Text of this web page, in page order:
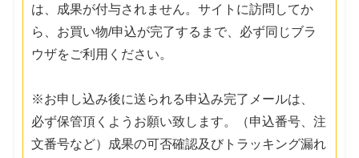
は、成果が付与されません。サイトに訪問してか
ら、お買い物/申込が完了するまで、必ず同じブラ
ウザをご利用ください。
※お申し込み後に送られる申込み完了メールは、
必ず保管頂くようお願い致します。（申込番号、注
文番号など）成果の可否確認及びトラッキング漏れ